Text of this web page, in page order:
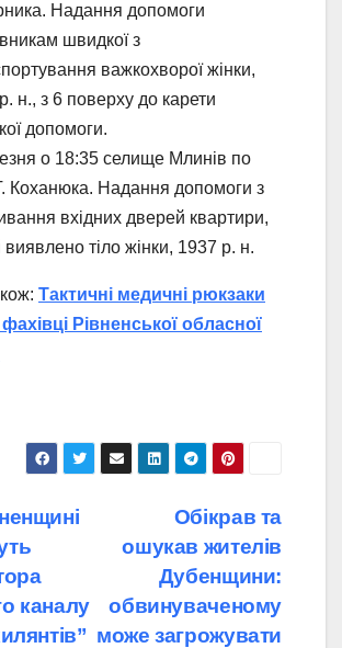
Надання допомоги
швидкої з
важкохворої жінки,
н., з 6 поверху до карети
допомоги.
о 18:35 селище Млинів по
Коханюка. Надання допомоги з
вхідних дверей квартири,
виявлено тіло жінки, 1937 р. н.
Тактичні медичні рюкзаки
Рівненської обласної
Обікрав та
ошукав жителів
Дубенщини:
обвинуваченому
може загрожувати
каналу